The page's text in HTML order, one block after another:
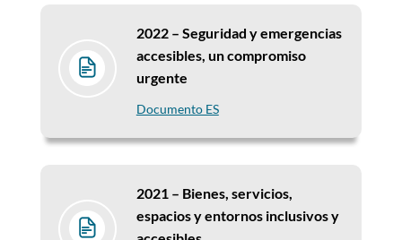
2022 – Seguridad y emergencias
accesibles, un compromiso
urgente
Documento ES
2021 – Bienes, servicios,
espacios y entornos inclusivos y